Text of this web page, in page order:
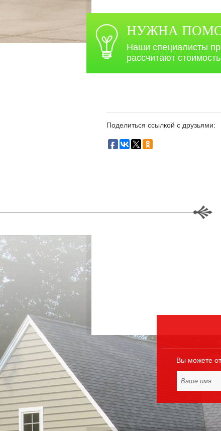
НУЖНА
Наши специалисты
рассчитают стоимость
Поделиться ссылкой с друзьями:
Вы можете